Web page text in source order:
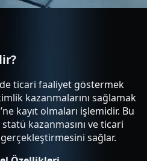
ticari faaliyet göstermek
kazanmalarını sağlamak
kayıt olmaları işlemidir. Bu
kazanmasını ve ticari
sağlar.